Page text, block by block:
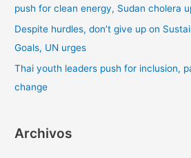
push for clean energy, Sudan cholera
Despite hurdles, don’t give up on
Goals, UN urges
Thai youth leaders push for inclusion,
change
Archivos